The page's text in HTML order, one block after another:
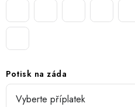
Potisk na záda